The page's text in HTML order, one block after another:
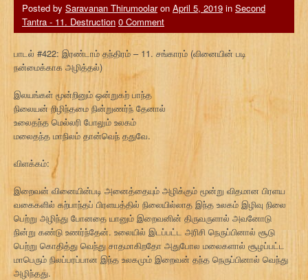
Posted by Saravanan Thirumoolaron April 5, 2019 in Second
Tantra - 11. Destruction 0 Comment
பாடல் #422: இரண்டாம் தந்திரம் – 11. சங்காரம் (வினையின் படி
நன்மைக்காக அழித்தல்)
இலயங்கள் மூன்றினும் ஒன்றுகற் பாந்த
நிலையன் றிழிந்தமை நின்றுணர்ந் தேனால்
உலைதந்த மெல்லரி போலும் உலகம்
மலைதந்த மாநிலம் தான்வெந் ததுவே.
விளக்கம்:
இறைவன் வினையின்படி அனைத்தையும் அழிக்கும் மூன்று விதமான பிரளய
வகைகளில் கற்பாந்தப் பிரளயத்தில் நிலையில்லாத இந்த உலகம் இழிவு நிலை
பெற்று அழிந்து போனதை யானும் இறைவனின் திருவருளால் அவனோடு
நின்று கண்டு உணர்ந்தேன். உலையில் இடப்பட்ட அரிசி நெருப்பினால் சூடு
பெற்று கொதித்து வெந்து சாதமாகிறதோ அதுபோல மலைகளால் சூழப்பட்ட
மாபெரும் நிலப்பரப்பான இந்த உலகமும் இறைவன் தந்த நெருப்பினால் வெந்து
அழிந்தது.